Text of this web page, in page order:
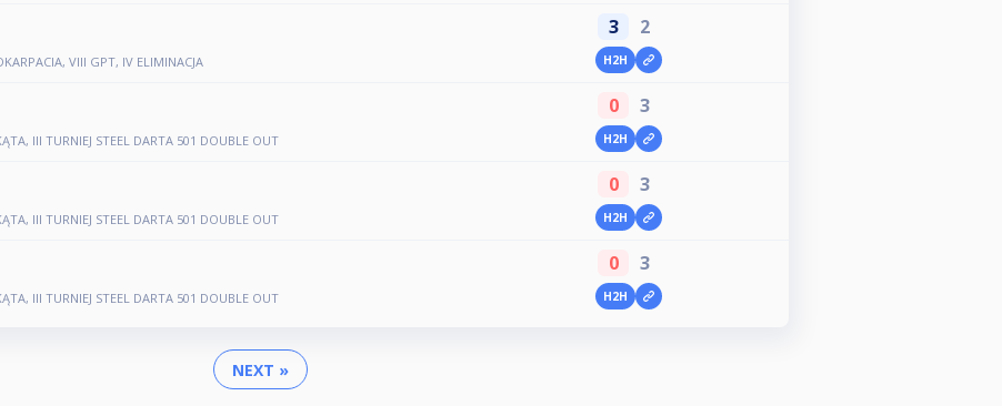
VIII GPT, IV ELIMINACJA
3 2
H2H
III TURNIEJ STEEL DARTA 501 DOUBLE OUT
0 3
H2H
III TURNIEJ STEEL DARTA 501 DOUBLE OUT
0 3
H2H
III TURNIEJ STEEL DARTA 501 DOUBLE OUT
0 3
H2H
NEXT »